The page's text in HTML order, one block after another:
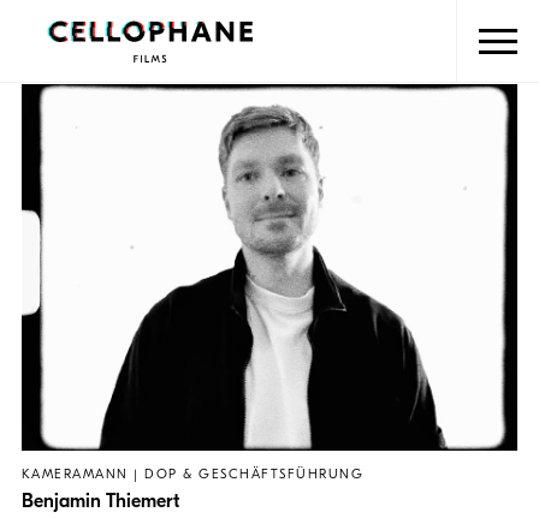
KAMERAMANN | DOP & GESCHÄFTSFÜHRUNG
Benjamin Thiemert